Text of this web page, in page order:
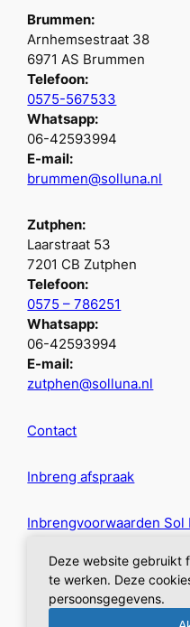
Brummen:
Arnhemsestraat 38
6971 AS Brummen
Telefoon:
0575-567533
Whatsapp:
06-42593994
E-mail:
brummen@solluna.nl
Zutphen:
Laarstraat 53
7201 CB Zutphen
Telefoon:
0575 – 786251
Whatsapp:
06-42593994
E-mail:
zutphen@solluna.nl
Contact
Inbreng afspraak
Inbrengvoorwaarden Sol
Privacybeleid
Deze website gebruikt
te werken. Deze
persoonsgegevens.